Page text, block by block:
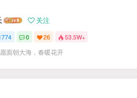
关注
0 26 53.5W+
面朝大海，春暖花开